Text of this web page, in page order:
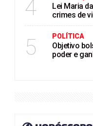
4
Lei Maria
crimes de
5 POLÍTICA
Objetivo
poder e